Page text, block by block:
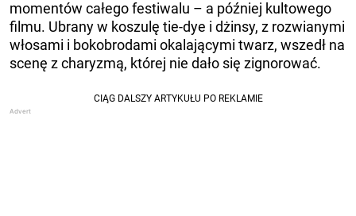
momentów całego festiwalu – a później kultowego
filmu. Ubrany w koszulę tie-dye i dżinsy, z rozwianymi
włosami i bokobrodami okalającymi twarz, wszedł na
scenę z charyzmą, której nie dało się zignorować.